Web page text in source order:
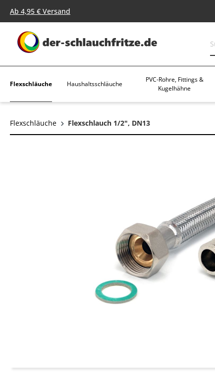
Zur Hauptnavigation springen
Ab 4,95 € Versand
Flexschläuche Haushaltsschläuche
PVC-Rohre, Fittings &
Kugelhähne
Flexschläuche Flexschlauch 1/2", DN13